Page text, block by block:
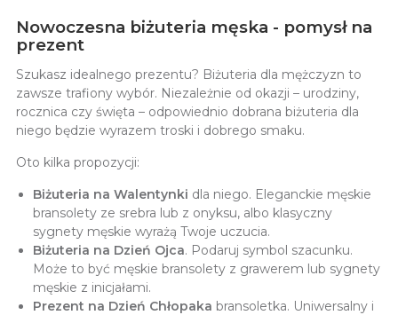
Nowoczesna biżuteria męska - pomysł na
prezent
Szukasz idealnego prezentu? Biżuteria dla mężczyzn to
zawsze trafiony wybór. Niezależnie od okazji – urodziny,
rocznica czy święta – odpowiednio dobrana biżuteria dla
niego będzie wyrazem troski i dobrego smaku.
Oto kilka propozycji:
Biżuteria na Walentynki dla niego. Eleganckie męskie
bransolety ze srebra lub z onyksu, albo klasyczny
sygnety męskie wyrażą Twoje uczucia.
Biżuteria na Dzień Ojca. Podaruj symbol szacunku.
Może to być męskie bransolety z grawerem lub sygnety
męskie z inicjałami.
Prezent na Dzień Chłopaka bransoletka. Uniwersalny i